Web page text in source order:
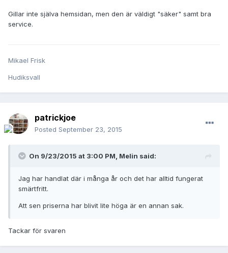
Gillar inte själva hemsidan, men den är väldigt "säker" samt bra
service.
Mikael Frisk
Hudiksvall
patrickjoe
Posted September 23, 2015
On 9/23/2015 at 3:00 PM, Melin said:
Jag har handlat där i många år och det har alltid fungerat
smärtfritt.
Att sen priserna har blivit lite höga är en annan sak.
Tackar för svaren